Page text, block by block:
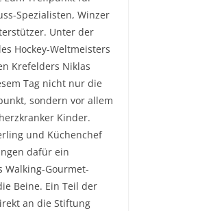
Spezialisten, Winzer
Unter der
Hockey-Weltmeisters
Krefelders Niklas
Tag nicht nur die
sondern vor allem
Kinder.
und Küchenchef
dafür ein
Walking-Gourmet-
Beine. Ein Teil der
an die Stiftung